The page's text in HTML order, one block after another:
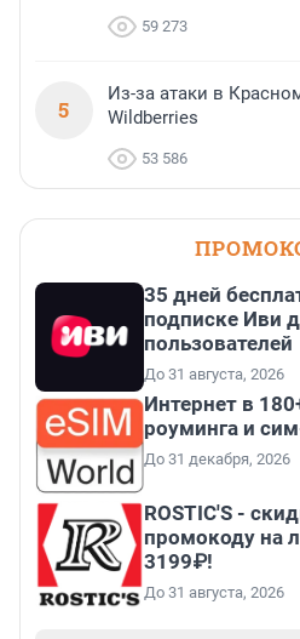
59 273
5
Из-за атаки в
Wildberries
53 586
35 дней
подписке Иви
пользователей
До 31 августа, 2026
Интернет в
роуминга и
До 31 декабря, 2026
ROSTIC'S -
промокоду на
3199₽!
До 31 августа, 2026